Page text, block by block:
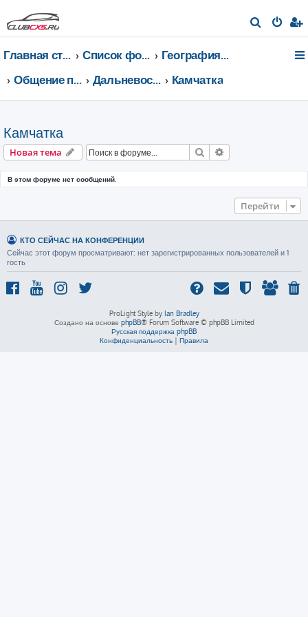
о
Главная страница Список форумов
География Клуба CX-5 CLUB
Общение по регионам
Дальневосточный федеральный округ Камчатка
Камчатка
Новая тема Поиск
В этом форуме нет сообщений.
Перейти
КТО СЕЙЧАС НА КОНФЕРЕНЦИИ
Сейчас этот форум просматривают: нет зарегистрированных пользователей и 1
гость
ProLight Style by Ian Bradley
Создано на основе phpBB® Forum Software © phpBB Limited
Русская поддержка phpBB
Конфиденциальность | Правила